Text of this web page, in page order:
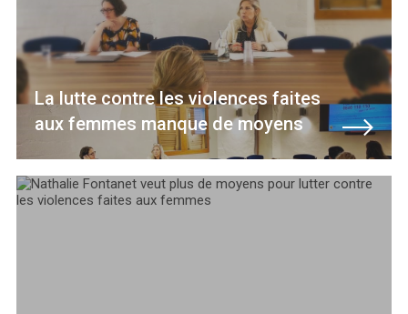
La lutte contre les violences faites
aux femmes manque de moyens